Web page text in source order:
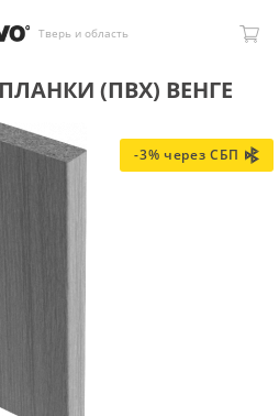
Тверь и область
(ПВХ) ВЕНГЕ
-3% через СБП